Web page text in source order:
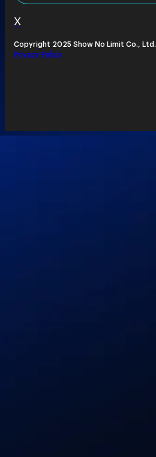
X
Copyright 2025 Show No Limit Co., Ltd.
Privacy Policy